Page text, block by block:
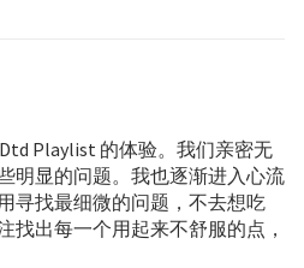
Playlist 的体验。我们亲密无
明显的问题。我也逐渐进入心流
寻找最细微的问题，不去想吃
找出每一个用起来不舒服的点，